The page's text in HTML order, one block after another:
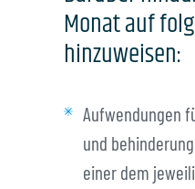
Monat auf
hinzuweisen:
Aufwendungen
und
einer dem